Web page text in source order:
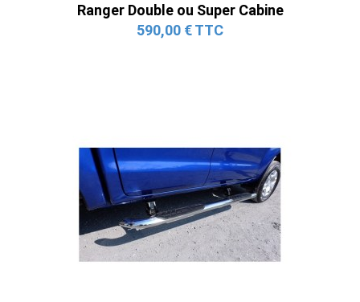
Ranger Double ou Super Cabine
590,00 € TTC